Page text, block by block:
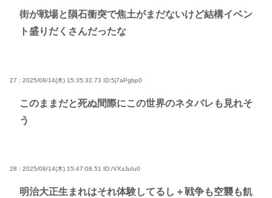
街が戦場と隕石衝突で焦土がまだないけど結構イベン
ト盛りだくさんだったな
27 : 2025/08/14(木) 15:35:32.73 ID:5j7aPgbp0
このままだと死ぬ間際にこの世界のネタバレも見れそ
う
28 : 2025/08/14(木) 15:47:08.51 ID:/VXzJuIu0
明治大正生まれはそれ体験してるし＋戦争も空襲も飢